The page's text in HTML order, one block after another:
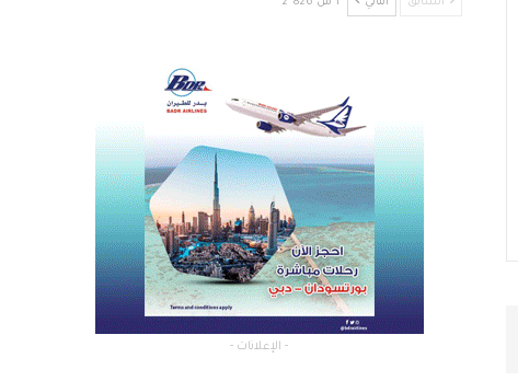
السابق التالي 1 من 2٬826
- الإعلانات -